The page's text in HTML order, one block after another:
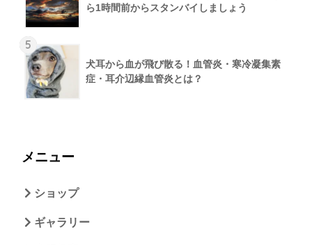
ら1時間前からスタンバイしましょう
5
犬耳から血が飛び散る！血管炎・寒冷凝集素
症・耳介辺縁血管炎とは？
メニュー
ショップ
ギャラリー